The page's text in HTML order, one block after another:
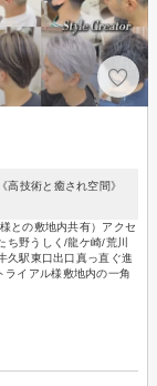
技術と癒され空間》
との敷地内共有）アクセ
野うしく/龍ケ崎/荒川
駅東口出口真っ直ぐ進
ライアル様敷地内の一角